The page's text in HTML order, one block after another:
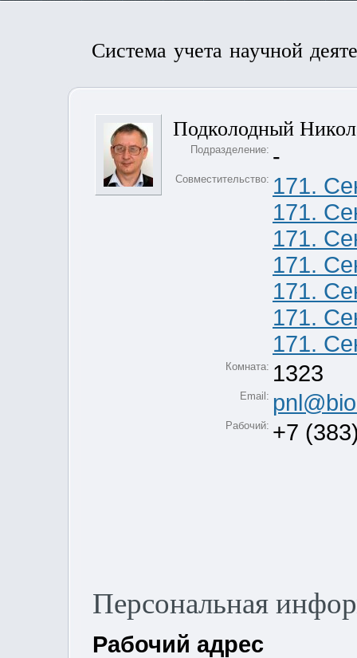
Система учета научной
Подколодный
Подразделение: -
Совместительство: 171.
171.
171.
171.
171.
171.
171.
Комната: 1323
Email:
Рабочий: +7
Персональная
Рабочий адрес